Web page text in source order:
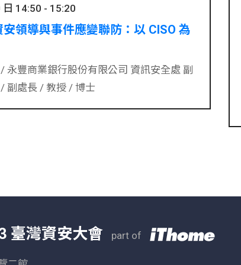
日 14:50 - 15:20
領導與事件應變聯防：以 CISO 為
/ 永豐商業銀行股份有限公司 資訊安全處 副
副處長 / 教授 / 博士
臺灣資安大會 part of